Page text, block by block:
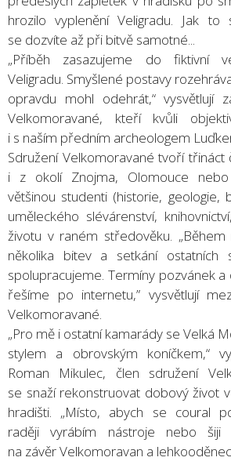
hrozilo vyplenění Veligradu. Jak
se dozvíte až při bitvě samotné...
„Příběh zasazujeme do fiktivní
Veligradu. Smyšlené postavy
opravdu mohl odehrát,“ vysvětlují
Velkomoravané, kteří kvůli
i s naším předním archeologem
Sdružení Velkomoravané tvoří třináct
i z okolí Znojma, Olomouce
většinou studenti (historie, geologie,
uměleckého slévárenství,
životu v raném středověku.
několika bitev a setkání ostatních
spolupracujeme. Termíny pozvánek
řešíme po internetu,” vysvětlují
Velkomoravané.
„Pro mě i ostatní kamarády se Velká
stylem a obrovským koníčkem,“
Roman Mikulec, člen sdružení
se snaží rekonstruovat dobový život
hradišti. „Místo, abych se coural
raději vyrábím nástroje nebo šiji
na závěr Velkomoravan a